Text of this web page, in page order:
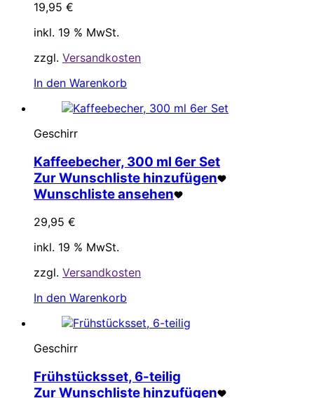
19,95 €
inkl. 19 % MwSt.
zzgl. Versandkosten
In den Warenkorb
Geschirr
Kaffeebecher, 300 ml 6er Set
Zur Wunschliste hinzufügen
Wunschliste ansehen
29,95 €
inkl. 19 % MwSt.
zzgl. Versandkosten
In den Warenkorb
Geschirr
Frühstücksset, 6-teilig
Zur Wunschliste hinzufügen